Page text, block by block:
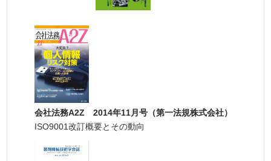
会社法務A2Z 2014年11月号（第一法規株式会社）
ISO9001改訂概要とその動向